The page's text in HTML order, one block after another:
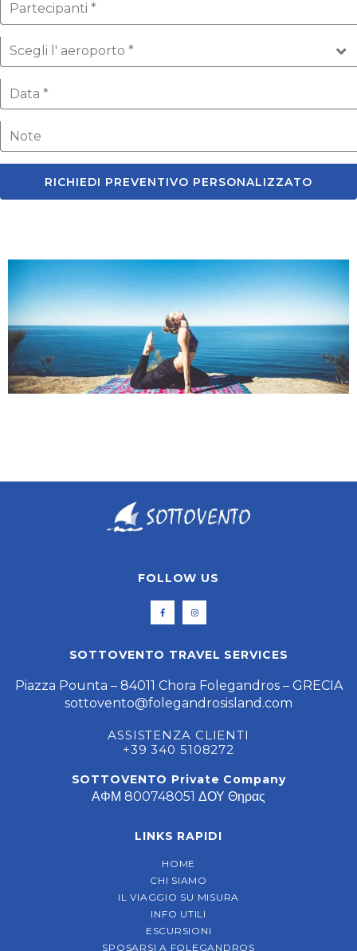
RICHIEDI PREVENTIVO PERSONALIZZATO
FOLLOW US
SOTTOVENTO TRAVEL SERVICES
Piazza Pounta – 84011 Chora Folegandros – GRECIA
sottovento@folegandrosisland.com
ASSISTENZA CLIENTI
+39 340 5108272
SOTTOVENTO Private Company
ΑΦΜ 800748051 ΔΟΥ Θηρας
LINKS RAPIDI
HOME
CHI SIAMO
IL VIAGGIO SU MISURA
INFO UTILI
ESCURSIONI
SPOSARSI A FOLEGANDROS